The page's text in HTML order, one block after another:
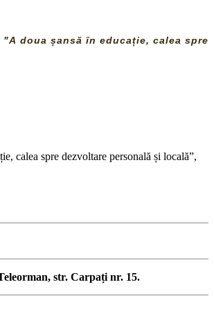
"A doua șansă în educație, calea spre
calea spre dezvoltare personală și locală”,
str. Carpați nr. 15.